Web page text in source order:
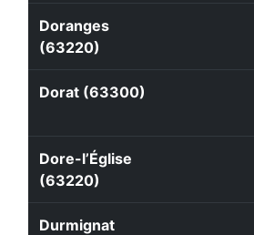
Doranges
(63220)
Dorat (63300)
Dore-l’Église
(63220)
Durmignat